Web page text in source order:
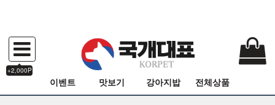
+2,000P
이벤트 맛보기 강아지밥 전체상품